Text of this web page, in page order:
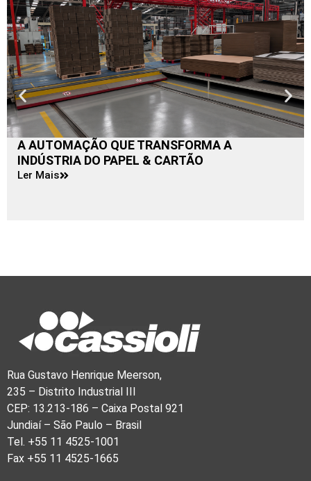
A AUTOMAÇÃO QUE TRANSFORMA A
INDÚSTRIA DO PAPEL & CARTÃO
Ler Mais
Rua Gustavo Henrique Meerson,
235 – Distrito Industrial III
CEP: 13.213-186 – Caixa Postal 921
Jundiaí – São Paulo – Brasil
Tel. +55 11 4525-1001
Fax +55 11 4525-1665